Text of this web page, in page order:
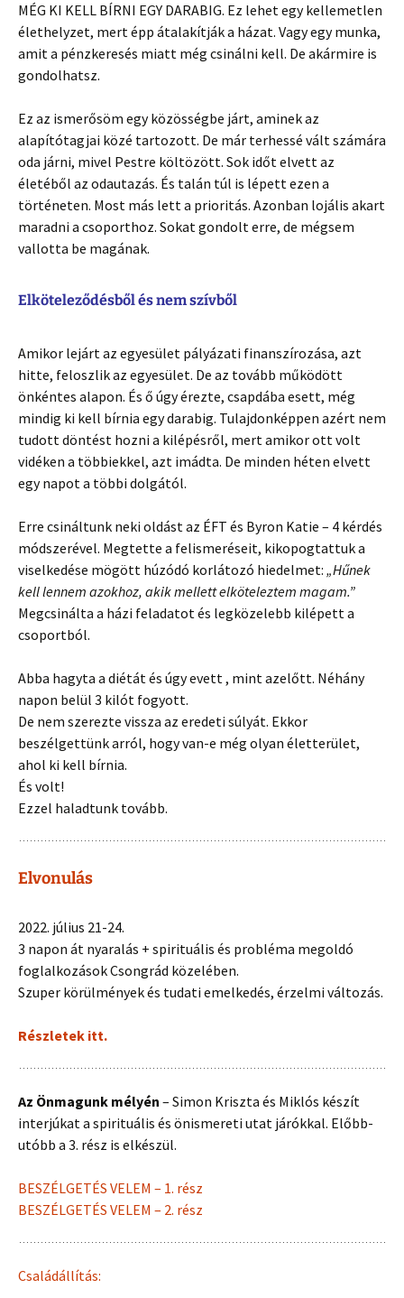
MÉG KI KELL BÍRNI EGY DARABIG. Ez lehet egy kellemetlen
élethelyzet, mert épp átalakítják a házat. Vagy egy munka,
amit a pénzkeresés miatt még csinálni kell. De akármire is
gondolhatsz.
Ez az ismerősöm egy közösségbe járt, aminek az
alapítótagjai közé tartozott. De már terhessé vált számára
oda járni, mivel Pestre költözött. Sok időt elvett az
életéből az odautazás. És talán túl is lépett ezen a
történeten. Most más lett a prioritás. Azonban lojális akart
maradni a csoporthoz. Sokat gondolt erre, de mégsem
vallotta be magának.
Elköteleződésből és nem szívből
Amikor lejárt az egyesület pályázati finanszírozása, azt
hitte, feloszlik az egyesület. De az tovább működött
önkéntes alapon. És ő úgy érezte, csapdába esett, még
mindig ki kell bírnia egy darabig. Tulajdonképpen azért nem
tudott döntést hozni a kilépésről, mert amikor ott volt
vidéken a többiekkel, azt imádta. De minden héten elvett
egy napot a többi dolgától.
Erre csináltunk neki oldást az ÉFT és Byron Katie – 4 kérdés
módszerével. Megtette a felismeréseit, kikopogtattuk a
viselkedése mögött húzódó korlátozó hiedelmet: „Hűnek
kell lennem azokhoz, akik mellett elköteleztem magam.”
Megcsinálta a házi feladatot és legközelebb kilépett a
csoportból.
Abba hagyta a diétát és úgy evett , mint azelőtt. Néhány
napon belül 3 kilót fogyott.
De nem szerezte vissza az eredeti súlyát. Ekkor
beszélgettünk arról, hogy van-e még olyan életterület,
ahol ki kell bírnia.
És volt!
Ezzel haladtunk tovább.
Elvonulás
2022. július 21-24.
3 napon át nyaralás + spirituális és probléma megoldó
foglalkozások Csongrád közelében.
Szuper körülmények és tudati emelkedés, érzelmi változás.
Részletek itt.
Az Önmagunk mélyén – Simon Kriszta és Miklós készít
interjúkat a spirituális és önismereti utat járókkal. Előbb-
utóbb a 3. rész is elkészül.
BESZÉLGETÉS VELEM – 1. rész
BESZÉLGETÉS VELEM – 2. rész
Családállítás: